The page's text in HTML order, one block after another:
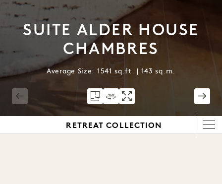
SUITE ALDER HOUSE
CHAMBRES
Average Size: 1541 sq.ft. | 143 sq.m.
RETREAT COLLECTION